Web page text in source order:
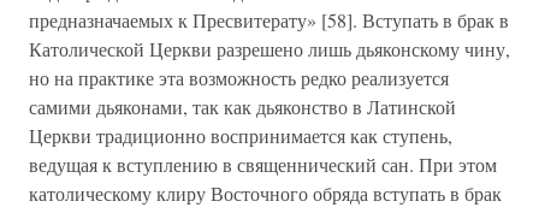
предназначаемых к Пресвитерату» [58]. Вступать в брак в
Католической Церкви разрешено лишь дьяконскому чину,
но на практике эта возможность редко реализуется
самими дьяконами, так как дьяконство в Латинской
Церкви традиционно воспринимается как ступень,
ведущая к вступлению в священнический сан. При этом
католическому клиру Восточного обряда вступать в брак